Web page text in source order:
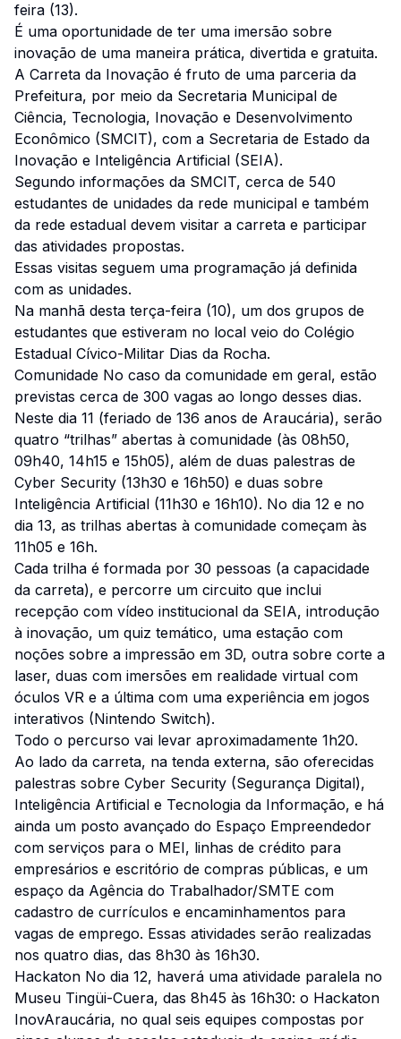
feira (13).
É uma oportunidade de ter uma imersão sobre
inovação de uma maneira prática, divertida e gratuita.
A Carreta da Inovação é fruto de uma parceria da
Prefeitura, por meio da Secretaria Municipal de
Ciência, Tecnologia, Inovação e Desenvolvimento
Econômico (SMCIT), com a Secretaria de Estado da
Inovação e Inteligência Artificial (SEIA).
Segundo informações da SMCIT, cerca de 540
estudantes de unidades da rede municipal e também
da rede estadual devem visitar a carreta e participar
das atividades propostas.
Essas visitas seguem uma programação já definida
com as unidades.
Na manhã desta terça-feira (10), um dos grupos de
estudantes que estiveram no local veio do Colégio
Estadual Cívico-Militar Dias da Rocha.
Comunidade No caso da comunidade em geral, estão
previstas cerca de 300 vagas ao longo desses dias.
Neste dia 11 (feriado de 136 anos de Araucária), serão
quatro “trilhas” abertas à comunidade (às 08h50,
09h40, 14h15 e 15h05), além de duas palestras de
Cyber Security (13h30 e 16h50) e duas sobre
Inteligência Artificial (11h30 e 16h10). No dia 12 e no
dia 13, as trilhas abertas à comunidade começam às
11h05 e 16h.
Cada trilha é formada por 30 pessoas (a capacidade
da carreta), e percorre um circuito que inclui
recepção com vídeo institucional da SEIA, introdução
à inovação, um quiz temático, uma estação com
noções sobre a impressão em 3D, outra sobre corte a
laser, duas com imersões em realidade virtual com
óculos VR e a última com uma experiência em jogos
interativos (Nintendo Switch).
Todo o percurso vai levar aproximadamente 1h20.
Ao lado da carreta, na tenda externa, são oferecidas
palestras sobre Cyber Security (Segurança Digital),
Inteligência Artificial e Tecnologia da Informação, e há
ainda um posto avançado do Espaço Empreendedor
com serviços para o MEI, linhas de crédito para
empresários e escritório de compras públicas, e um
espaço da Agência do Trabalhador/SMTE com
cadastro de currículos e encaminhamentos para
vagas de emprego. Essas atividades serão realizadas
nos quatro dias, das 8h30 às 16h30.
Hackaton No dia 12, haverá uma atividade paralela no
Museu Tingüi-Cuera, das 8h45 às 16h30: o Hackaton
InovAraucária, no qual seis equipes compostas por